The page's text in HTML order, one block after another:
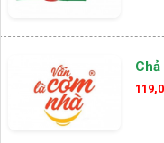
Chả